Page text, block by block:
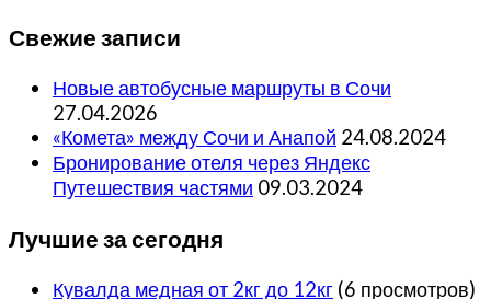
Свежие записи
Новые автобусные маршруты в Сочи
27.04.2026
«Комета» между Сочи и Анапой 24.08.2024
Бронирование отеля через Яндекс
Путешествия частями 09.03.2024
Лучшие за сегодня
Кувалда медная от 2кг до 12кг (6 просмотров)